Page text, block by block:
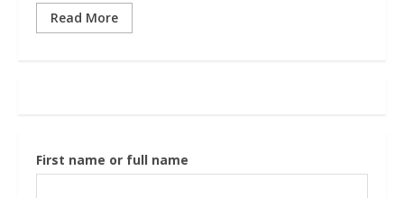
Read More
First name or full name